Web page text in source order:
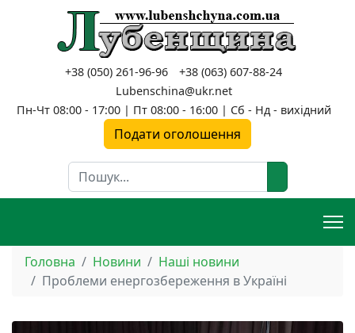
+38 (050) 261-96-96
+38 (063) 607-88-24
Lubenschina@ukr.net
Пн-Чт 08:00 - 17:00 | Пт 08:00 - 16:00 | Сб - Нд - вихідний
Подати оголошення
Пошук
Головна Новини
Наші новини
Проблеми енергозбереження в Україні